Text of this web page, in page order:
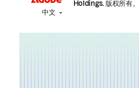
Holdings. 版权所有。
中文